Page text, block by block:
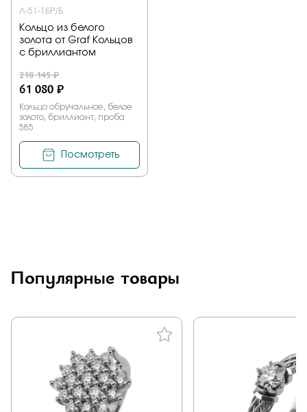
Л-51-1БР/Б
Кольцо из белого
золота от Graf Кольцов
с бриллиантом
218 145 ₽
61 080 ₽
Кольцо обручальное, белое
золото, бриллиант, проба
585
Посмотреть
Популярные товары